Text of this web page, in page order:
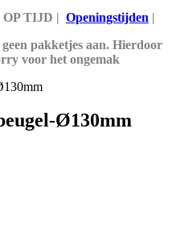
TIJD | Openingstijden |
pakketjes aan. Hierdoor
voor het ongemak
Ø130mm